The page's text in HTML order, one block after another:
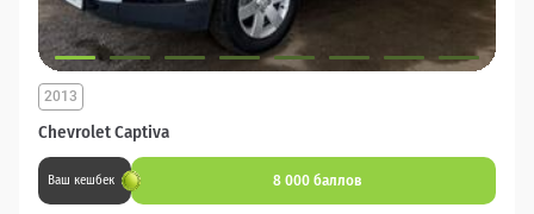
Chevrolet Captiva
2013
Ваш кешбек 8 000 баллов